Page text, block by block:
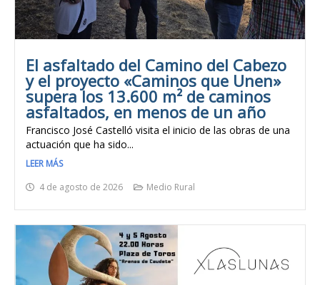
El asfaltado del Camino del Cabezo
y el proyecto «Caminos que Unen»
supera los 13.600 m² de caminos
asfaltados, en menos de un año
Francisco José Castelló visita el inicio de las obras de una
actuación que ha sido...
LEER MÁS
4 de agosto de 2026
Medio Rural